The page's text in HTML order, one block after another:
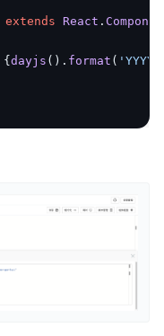
extends React .
{dayjs ( ) . format ( 'YYYY-